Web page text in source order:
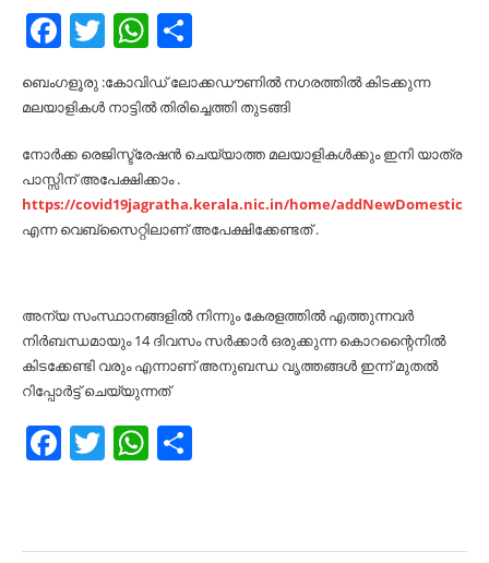
Facebook
TwitterWhatsApp
ബെംഗളൂരു :കോവിഡ് ലോക്കഡൗണിൽ നഗരത്തിൽ കിടക്കുന്ന
മലയാളികൾ നാട്ടിൽ തിരിച്ചെത്തി തുടങ്ങി
നോർക്ക രെജിസ്ട്രേഷൻ ചെയ്യാത്ത മലയാളികൾക്കും ഇനി യാത്ര
പാസ്സിന് അപേക്ഷിക്കാം .
https://covid19jagratha.kerala.nic.in/home/addNewDomestic
എന്ന വെബ്‌സൈറ്റിലാണ് അപേക്ഷിക്കേണ്ടത് .
അന്യ സംസ്ഥാനങ്ങളിൽ നിന്നും കേരളത്തിൽ എത്തുന്നവർ
നിർബന്ധമായും 14 ദിവസം സർക്കാർ ഒരുക്കുന്ന കൊറന്റൈനിൽ
കിടക്കേണ്ടി വരും എന്നാണ് അനുബന്ധ വൃത്തങ്ങൾ ഇന്ന് മുതൽ
റിപ്പോർട്ട് ചെയ്യുന്നത്
Facebook
TwitterWhatsApp